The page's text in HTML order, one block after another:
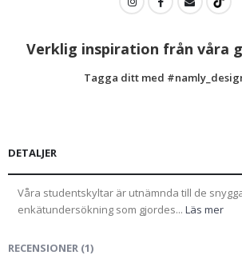
Verklig inspiration från våra
Tagga ditt med
DETALJER
Våra studentskyltar är utnämnda till de
enkätundersökning som gjordes... Läs mer
RECENSIONER (1)